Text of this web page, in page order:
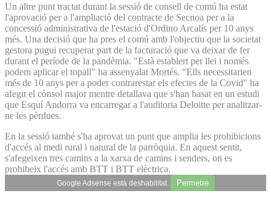
Un altre punt tractat durant la sessió de consell de comú ha estat
l'aprovació per a l'ampliació del contracte de Secnoa per a la
concessió administrativa de l'estació d'Ordino Arcalís per 10 anys
més. Una decisió que ha pres el comú amb l'objectiu que la societat
gestora pugui recuperar part de la facturació que va deixar de fer
durant el període de la pandèmia. "Està establert per llei i només
podem aplicar el topall" ha assenyalat Mortés. "Ells necessitarien
més de 10 anys per a poder contrarestar els efectes de la Covid" ha
afegit el cònsol major mentre detallava que s'han basat en un estudi
que Esquí Andorra va encarregar a l'auditoria Deloitte per analitzar-
ne les pèrdues.
En la sessió també s'ha aprovat un punt que amplia les prohibicions
d'accés al medi rural i natural de la parròquia. En aquest sentit,
s'afegeixen tres camins a la xarxa de camins i senders, on es
prohibeix l'accés amb BTT i BTT elèctrica.
Google Adsense està deshabilitat. Permetre